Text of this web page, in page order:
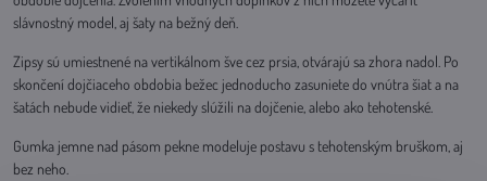
slávnostný model, aj šaty na bežný deň.
Zipsy sú umiestnené na vertikálnom šve cez prsia, otvárajú sa zhora nadol. Po
skončení dojčiaceho obdobia bežec jednoducho zasuniete do vnútra šiat a na
šatách nebude vidieť, že niekedy slúžili na dojčenie, alebo ako tehotenské.
Gumka jemne nad pásom pekne modeluje postavu s tehotenským bruškom, aj
bez neho.